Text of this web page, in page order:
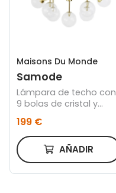
Maisons Du Monde
Samode
Lámpara de techo con
9 bolas de cristal y
metal dorado
199 €
AÑADIR